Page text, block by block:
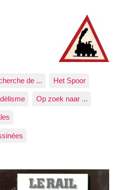
de ... Het Spoor
Op zoek naar ...